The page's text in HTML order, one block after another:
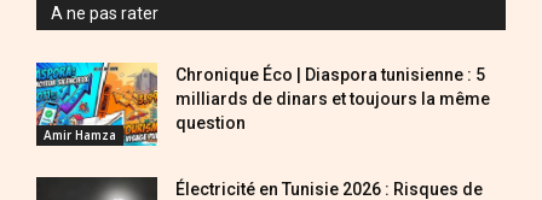
A ne pas rater
Amir Hamza
Chronique Éco | Diaspora tunisienne : 5
milliards de dinars et toujours la même
question
Électricité en Tunisie 2026 : Risques de